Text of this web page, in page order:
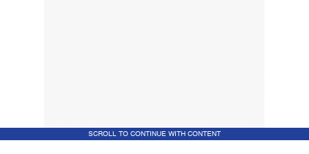
SCROLL TO CONTINUE WITH CONTENT